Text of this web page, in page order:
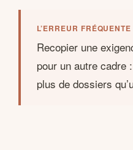
L’ERREUR FRÉQUENTE
Recopier une
pour un autre cadre
plus de dossiers